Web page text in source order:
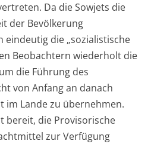
Da die Sowjets die
der Bevölkerung
die „sozialistische
Beobachtern wiederholt die
die Führung des
von Anfang an danach
im Lande zu übernehmen.
bereit, die Provisorische
zur Verfügung